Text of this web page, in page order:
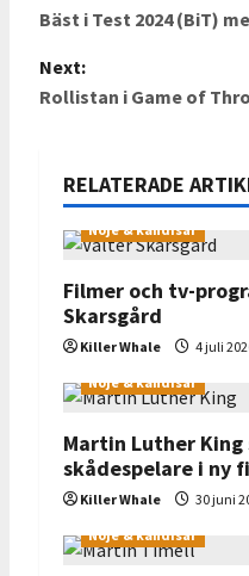
P
o
s
Bäst i Test 2024 (BiT)
Next:
Rollistan i Game of
RELATERADE
Nöje & kändisar
Filmer och tv-
Skarsgård
Killer Whale
4 juli
Nöje & kändisar
Martin Luther King
skådespelare i ny
Killer Whale
30 juni
Nöje & kändisar